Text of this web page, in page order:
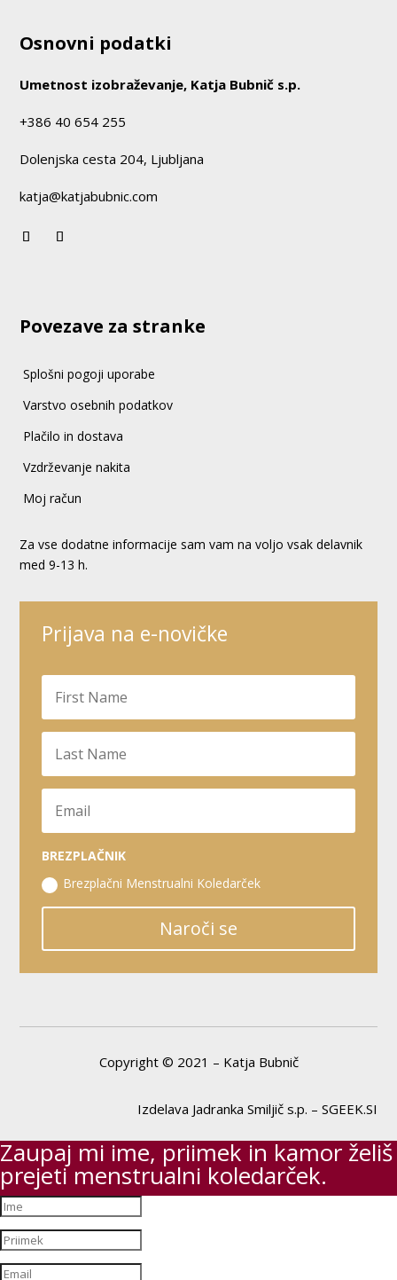
Osnovni podatki
Umetnost izobraževanje, Katja Bubnič s.p.
+386 40 654 255
Dolenjska cesta 204, Ljubljana
katja@katjabubnic.com
Povezave za stranke
Splošni pogoji uporabe
Varstvo osebnih podatkov
Plačilo in dostava
Vzdrževanje nakita
Moj račun
Za vse dodatne informacije sam vam na voljo vsak delavnik
med 9-13 h.
Prijava na e-novičke
BREZPLAČNIK
Brezplačni Menstrualni Koledarček
Naroči se
Copyright © 2021 – Katja Bubnič
Izdelava Jadranka Smiljič s.p. – SGEEK.SI
Zaupaj mi ime, priimek in kamor želiš
prejeti menstrualni koledarček.